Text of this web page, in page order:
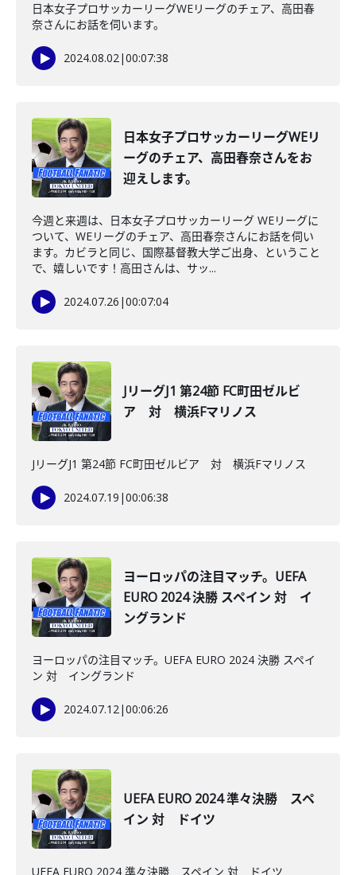
日本女子プロサッカーリーグWEリーグのチェア、高田春
奈さんにお話を伺います。
2024.08.02|00:07:38
日本女子プロサッカーリーグWEリ
ーグのチェア、高田春奈さんをお
迎えします。
今週と来週は、日本女子プロサッカーリーグ WEリーグに
ついて、WEリーグのチェア、高田春奈さんにお話を伺い
ます。カビラと同じ、国際基督教大学ご出身、ということ
で、嬉しいです！高田さんは、サッ...
2024.07.26 |00:07:04
JリーグJ1 第24節 FC町田ゼルビ
ア 対 横浜Fマリノス
JリーグJ1 第24節 FC町田ゼルビア 対 横浜Fマリノス
2024.07.19 |00:06:38
ヨーロッパの注目マッチ。UEFA
EURO 2024 決勝 スペイン 対 イ
ングランド
ヨーロッパの注目マッチ。UEFA EURO 2024 決勝 スペイ
ン 対 イングランド
2024.07.12|00:06:26
UEFA EURO 2024 準々決勝 スペ
イン 対 ドイツ
UEFA EURO 2024 準々決勝 スペイン 対 ドイツ